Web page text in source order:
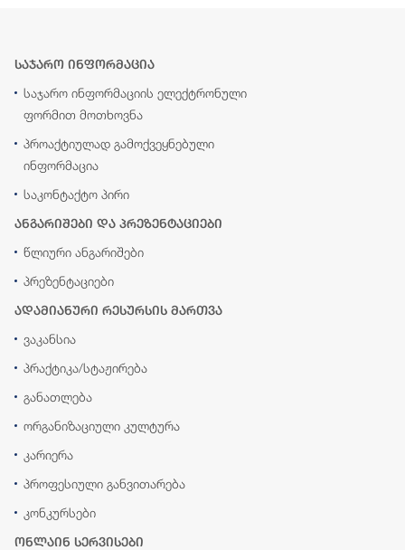
საჯარო ინფორმაცია
საჯარო ინფორმაციის ელექტრონული
ფორმით მოთხოვნა
პროაქტიულად გამოქვეყნებული
ინფორმაცია
საკონტაქტო პირი
ანგარიშები და პრეზენტაციები
წლიური ანგარიშები
პრეზენტაციები
ადამიანური რესურსის მართვა
ვაკანსია
პრაქტიკა/სტაჟირება
განათლება
ორგანიზაციული კულტურა
კარიერა
პროფესიული განვითარება
კონკურსები
ონლაინ სერვისები